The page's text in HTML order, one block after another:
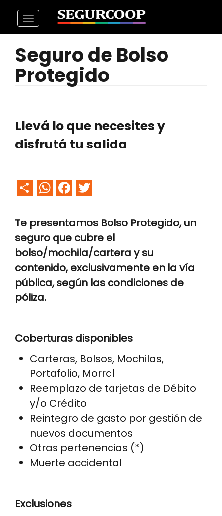
Pasar
contenido
principal
Toggle
navigation
Seguro de Bolso
Protegido
Llevá lo que necesites y
disfrutá tu salida
ShareWhatsApp
Facebook
Te presentamos Bolso Protegido, un
seguro que cubre el
bolso/mochila/cartera y su
contenido, exclusivamente en la vía
pública, según las condiciones de
póliza.
Coberturas disponibles
Carteras, Bolsos, Mochilas,
Portafolio, Morral
Reemplazo de tarjetas de Débito
y/o Crédito
Reintegro de gasto por gestión de
nuevos documentos
Otras pertenencias (*)
Muerte accidental
Exclusiones